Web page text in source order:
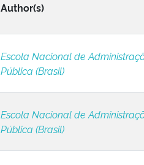
Author(s)
Escola Nacional de
Pública (Brasil)
Escola Nacional de
Pública (Brasil)